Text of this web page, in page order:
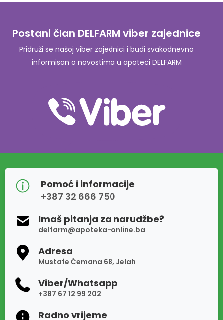
Postani član DELFARM viber zajednice
Pridruži se našoj viber zajednici i budi svakodnevno
informisan o novostima u apoteci DELFARM
Pomoć i informacije
+387 32 666 750
Imaš pitanja za narudžbe?
delfarm@apoteka-online.ba
Adresa
Mustafe Ćemana 68, Jelah
Viber/Whatsapp
+387 67 12 99 202
Radno vrijeme